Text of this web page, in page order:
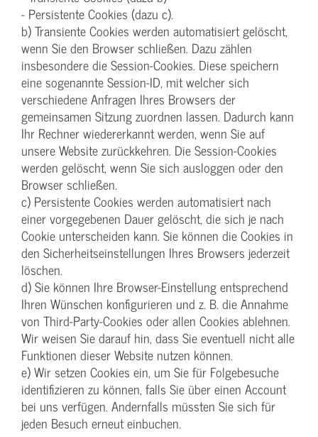
- Persistente Cookies (dazu c).
b) Transiente Cookies werden automatisiert gelöscht,
wenn Sie den Browser schließen. Dazu zählen
insbesondere die Session-Cookies. Diese speichern
eine sogenannte Session-ID, mit welcher sich
verschiedene Anfragen Ihres Browsers der
gemeinsamen Sitzung zuordnen lassen. Dadurch kann
Ihr Rechner wiedererkannt werden, wenn Sie auf
unsere Website zurückkehren. Die Session-Cookies
werden gelöscht, wenn Sie sich ausloggen oder den
Browser schließen.
c) Persistente Cookies werden automatisiert nach
einer vorgegebenen Dauer gelöscht, die sich je nach
Cookie unterscheiden kann. Sie können die Cookies in
den Sicherheitseinstellungen Ihres Browsers jederzeit
löschen.
d) Sie können Ihre Browser-Einstellung entsprechend
Ihren Wünschen konfigurieren und z. B. die Annahme
von Third-Party-Cookies oder allen Cookies ablehnen.
Wir weisen Sie darauf hin, dass Sie eventuell nicht alle
Funktionen dieser Website nutzen können.
e) Wir setzen Cookies ein, um Sie für Folgebesuche
identifizieren zu können, falls Sie über einen Account
bei uns verfügen. Andernfalls müssten Sie sich für
jeden Besuch erneut einbuchen.